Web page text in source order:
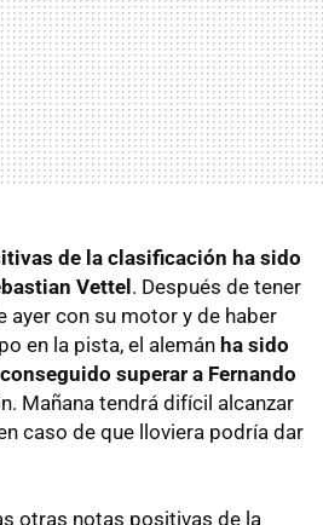
de la clasificación ha sido
Vettel. Después de tener
ayer con su motor y de haber
en la pista, el alemán ha sido
superar a Fernando
Mañana tendrá difícil alcanzar
caso de que lloviera podría dar
otras notas positivas de la